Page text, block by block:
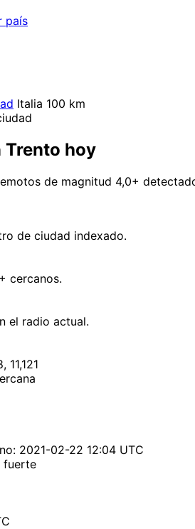
país
Italia 100 km
Trento hoy
de magnitud 4,0+
de ciudad indexado.
cercanos.
el radio actual.
2021-02-22 12:04 UTC
fuerte